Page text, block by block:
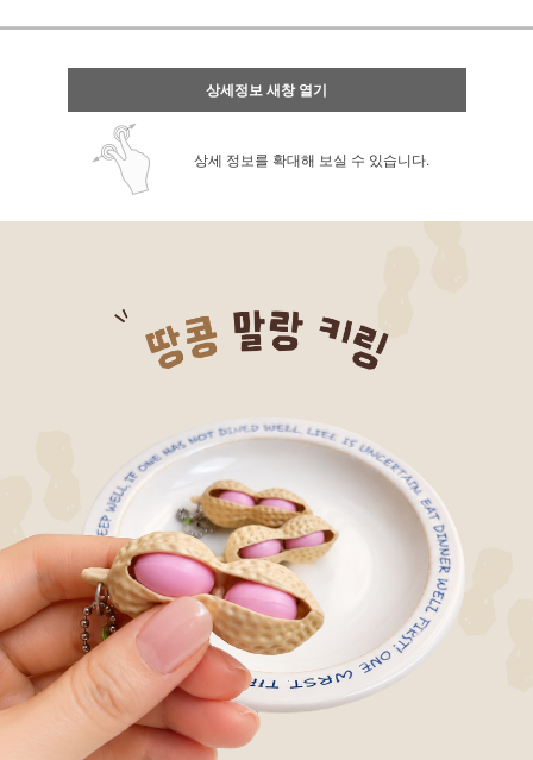
상세정보 새창 열기
상세 정보를 확대해 보실 수 있습니다.